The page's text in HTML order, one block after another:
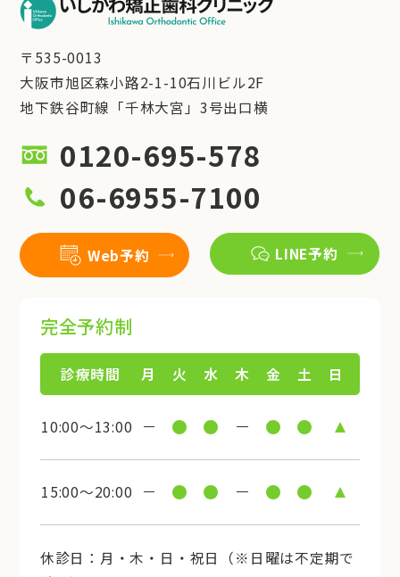
〒535-0013
大阪市旭区森小路2-1-10石川ビル2F
地下鉄谷町線「千林大宮」3号出口横
0120-695-578
06-6955-7100
Web予約 LINE予約
完全予約制
診療時間 月 火 水 木 金 土 日
10:00～13:00
15:00～20:00
休診日：月・木・日・祝日（※日曜は不定期で